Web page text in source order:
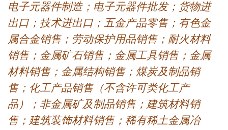
电子元器件制造；电子元器件批发；货物进
出口；技术进出口；五金产品零售；有色金
属合金销售；劳动保护用品销售；耐火材料
销售；金属矿石销售；金属工具销售；金属
材料销售；金属结构销售；煤炭及制品销
售；化工产品销售（不含许可类化工产
品）；非金属矿及制品销售；建筑材料销
售；建筑装饰材料销售；稀有稀土金属冶